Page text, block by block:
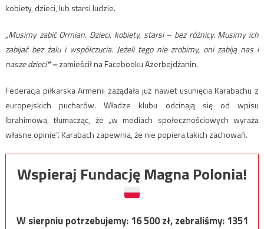
kobiety, dzieci, lub starsi ludzie.
„Musimy zabić Ormian. Dzieci, kobiety, starsi – bez różnicy. Musimy ich
zabijać bez żalu i współczucia. Jeżeli tego nie zrobimy, oni zabiją nas i
nasze dzieci” –zamieścił na Facebooku Azerbejdżanin.
Federacja piłkarska Armenii zażądała już nawet usunięcia Karabachu z
europejskich pucharów. Władze klubu odcinają się od wpisu
Ibrahimowa, tłumacząc, że „w mediach społecznościowych wyraża
własne opinie”. Karabach zapewnia, że nie popiera takich zachowań.
Wspieraj Fundację Magna Polonia!
W sierpniu potrzebujemy:16 500zł, zebraliśmy:1351